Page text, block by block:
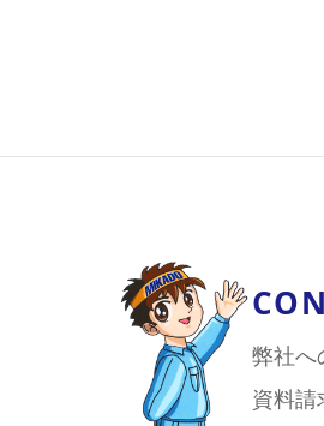
弊社へ
資料請